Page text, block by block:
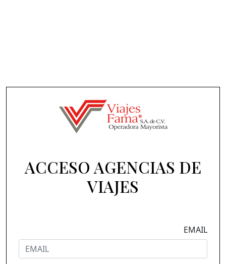
ACCESO AGENCIAS DE
VIAJES
EMAIL